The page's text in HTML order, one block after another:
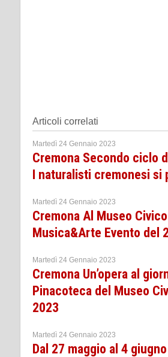
Articoli correlati
Martedì 24 Gennaio 2023
Cremona Secondo ciclo
I naturalisti cremonesi si
Martedì 24 Gennaio 2023
Cremona Al Museo
Musica&Arte Evento del
Martedì 24 Gennaio 2023
Cremona Un’opera al
Pinacoteca del Museo
2023
Martedì 24 Gennaio 2023
Dal 27 maggio al 4